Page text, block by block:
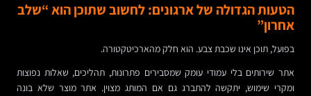
הטעות הגדולה של ארגונים: לחשוב שתוכן הוא “שלב
אחרון”
בפועל, תוכן אינו שכבת צבע. הוא חלק מהארכיטקטורה.
אתר שירותים בלי עמודי עומק שמסבירים פתרונות, תהליכים, שאלות נפוצות
ומקרי שימוש, יתקשה להתברג גם אם המותג מצוין. אתר מוצר שלא בונה